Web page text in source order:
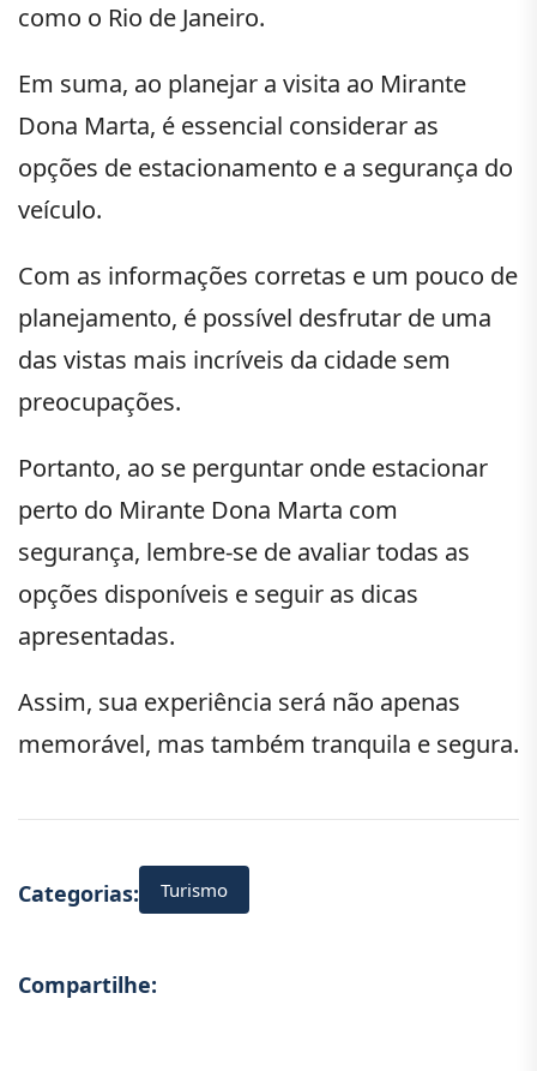
como o Rio de Janeiro.
Em suma, ao planejar a visita ao Mirante
Dona Marta, é essencial considerar as
opções de estacionamento e a segurança do
veículo.
Com as informações corretas e um pouco de
planejamento, é possível desfrutar de uma
das vistas mais incríveis da cidade sem
preocupações.
Portanto, ao se perguntar onde estacionar
perto do Mirante Dona Marta com
segurança, lembre-se de avaliar todas as
opções disponíveis e seguir as dicas
apresentadas.
Assim, sua experiência será não apenas
memorável, mas também tranquila e segura.
Categorias: Turismo
Compartilhe: